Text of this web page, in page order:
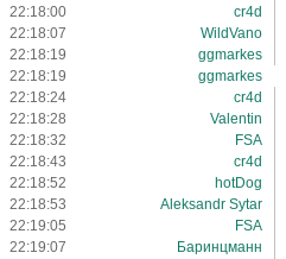
22:18:00
cr4d
22:18:07
WildVano
22:18:19
ggmarkes
22:18:19
ggmarkes
22:18:24
cr4d
22:18:28
Valentin
22:18:32
FSA
22:18:43
cr4d
22:18:52
hotDog
22:18:53
Aleksandr Sytar
22:19:05
FSA
22:19:07
Баринцманн